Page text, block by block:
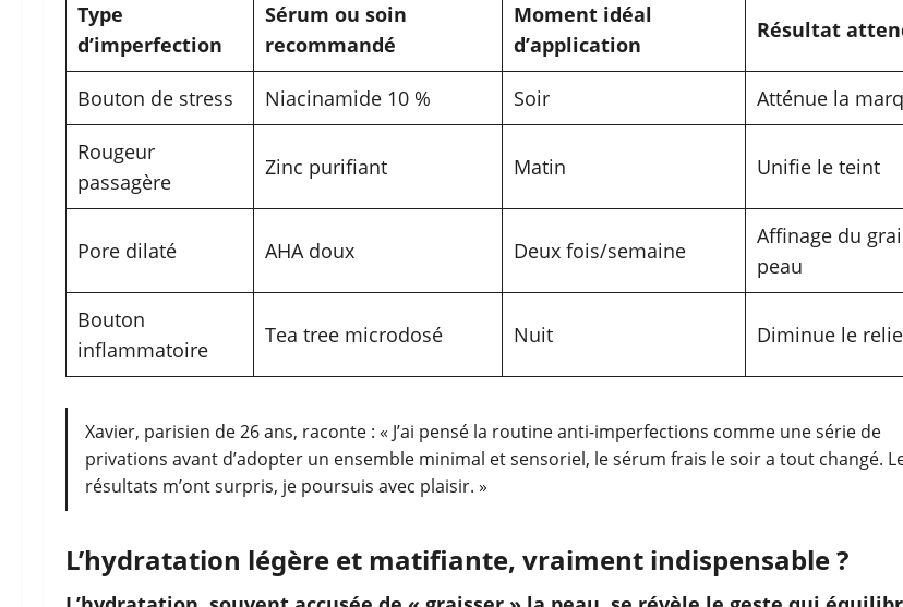
Type
d’imperfection
Sérum ou soin
recommandé
Moment idéal
d’application
Résultat
Bouton de stress Niacinamide 10 % Soir Atténue la
Rougeur
passagère
Zinc purifiant Matin Unifie le teint
Pore dilaté AHA doux Deux fois/semaine
Affinage du
peau
Bouton
inflammatoire
Tea tree microdosé Nuit Diminue le
Xavier, parisien de 26 ans, raconte : « J’ai pensé la routine anti-imperfections comme une série de
privations avant d’adopter un ensemble minimal et sensoriel, le sérum frais le soir a tout changé.
résultats m’ont surpris, je poursuis avec plaisir. »
L’hydratation légère et matifiante, vraiment indispensable ?